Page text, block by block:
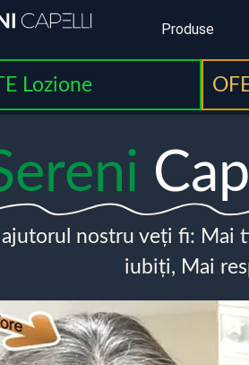
Produse
Lozione
ajutorul nostru veți fi: Mai
iubiți, Mai